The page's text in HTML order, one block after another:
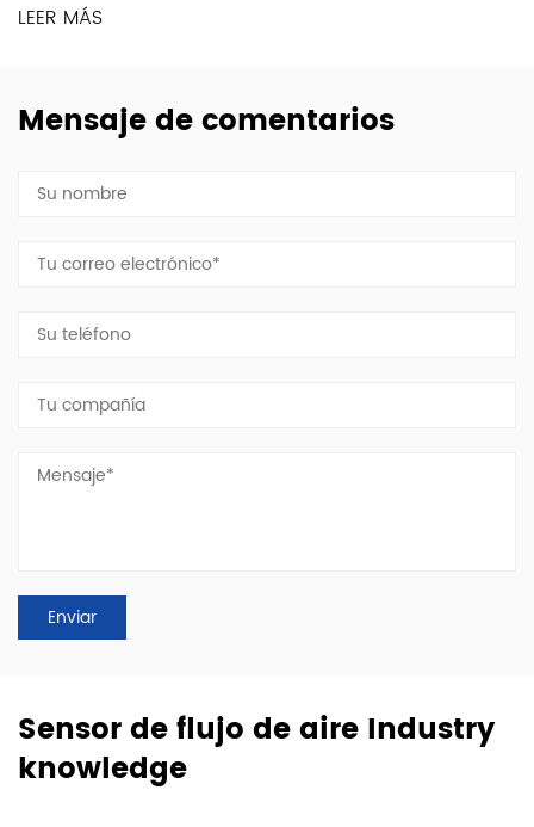
LEER MÁS
Mensaje de comentarios
Sensor de flujo de aire Industry
knowledge